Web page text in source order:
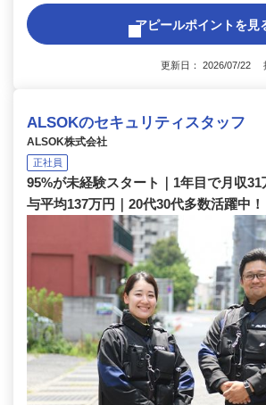
アピールポイントを見
更新日： 2026/07/22
ALSOKのセキュリティスタッフ
ALSOK株式会社
正社員
95%が未経験スタート｜1年目で月収
与平均137万円｜20代30代多数活躍中！